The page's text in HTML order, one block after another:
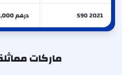
S90 2021 درهم 45,000
ماركات